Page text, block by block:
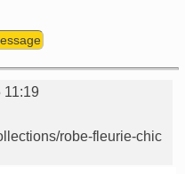
11:19
robe-fleurie-chic